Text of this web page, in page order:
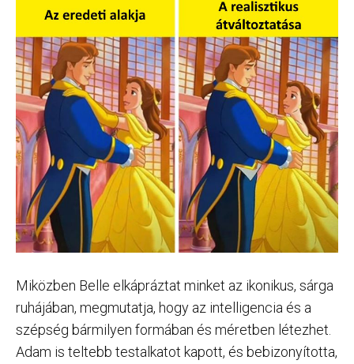
Miközben Belle elkápráztat minket az ikonikus, sárga
ruhájában, megmutatja, hogy az intelligencia és a
szépség bármilyen formában és méretben létezhet.
Adam is teltebb testalkatot kapott, és bebizonyította,